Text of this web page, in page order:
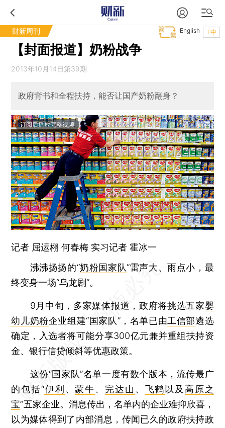
财新周刊 T中
English
【封面报道】奶粉战争
2013年10月14日第39期
政府背书和全程扶持，能否让国产奶粉翻身？
订阅后播放完整视频
记者 屈运栩 何春梅 实习记者 霍冰一
沸沸扬扬的“奶粉国家队”雷声大、雨点小，最
终变身一场“乌龙剧”。
9月中旬，多家媒体报道，政府将挑选五家婴
幼儿奶粉企业组建“国家队”，名单已由工信部遴选
确定，入选者将可能分享300亿元兼并重组扶持资
金、银行信贷倾斜等优惠政策。
这份“国家队”名单一度有数个版本，流传最广
的包括“伊利 、蒙牛、 完达山 、 飞鹤 以及 高原之
宝”五家企业。消息传出，名单内的企业难抑欣喜，
以为媒体得到了内部消息，传闻已久的政府扶持政